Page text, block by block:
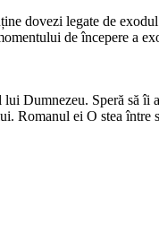
dovezi legate de
de începere a
Dumnezeu. Speră să
Romanul ei O stea